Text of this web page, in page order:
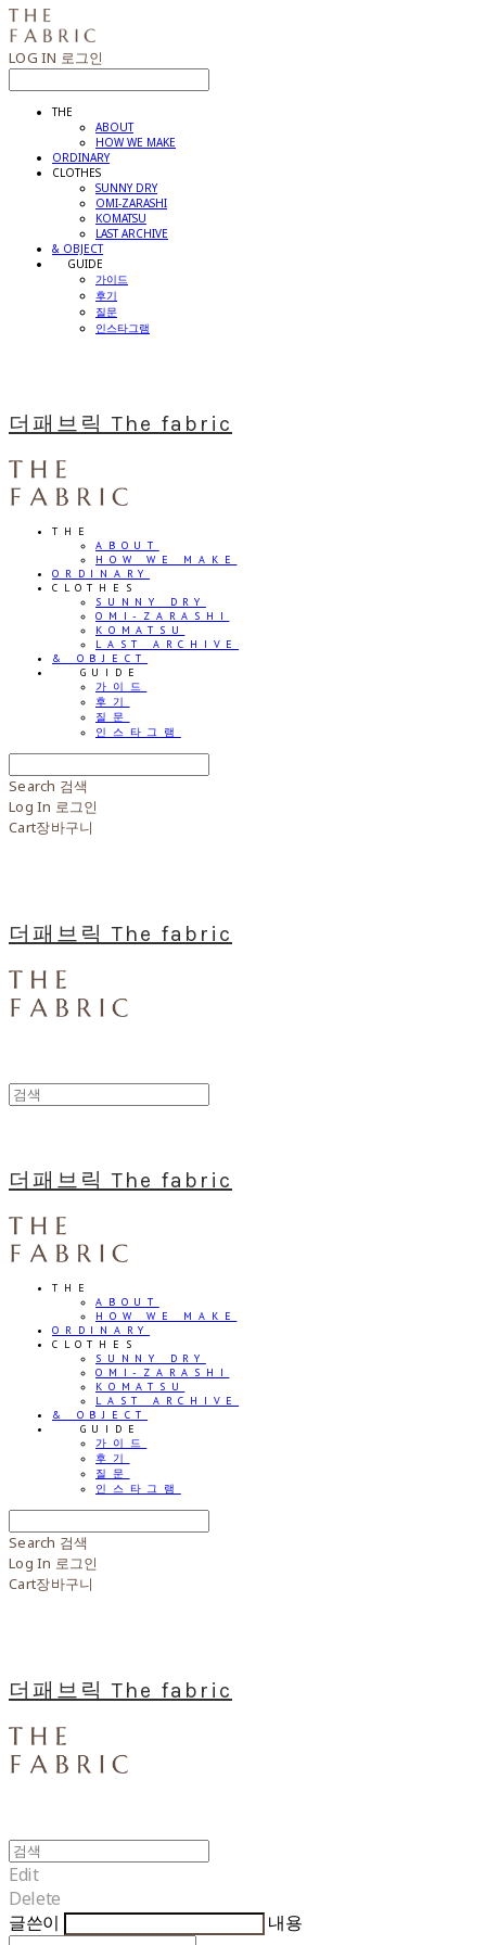
LOG IN 로그인
THE
ABOUT
HOW WE MAKE
ORDINARY
CLOTHES
SUNNY DRY
OMI-ZARASHI
KOMATSU
LAST ARCHIVE
& OBJECT
⠀⠀GUIDE
가이드
후기
질문
인스타그램
더패브릭 The fabric
THE
ABOUT
HOW WE MAKE
ORDINARY
CLOTHES
SUNNY DRY
OMI-ZARASHI
KOMATSU
LAST ARCHIVE
& OBJECT
⠀⠀GUIDE
가이드
후기
질문
인스타그램
Search 검색
Log In 로그인
Cart장바구니
더패브릭 The fabric
더패브릭 The fabric
THE
ABOUT
HOW WE MAKE
ORDINARY
CLOTHES
SUNNY DRY
OMI-ZARASHI
KOMATSU
LAST ARCHIVE
& OBJECT
⠀⠀GUIDE
가이드
후기
질문
인스타그램
Search 검색
Log In 로그인
Cart장바구니
더패브릭 The fabric
Edit
Delete
글쓴이
내용